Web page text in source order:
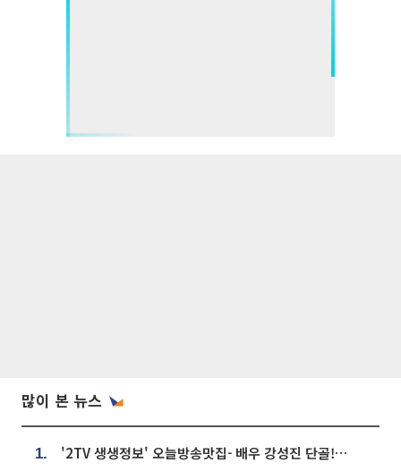
많이 본 뉴스
1. '2TV 생생정보' 오늘방송맛집- 배우 강성진 단골! 쌀국수ㆍ푸팟퐁 커리 맛집 '블○○○'